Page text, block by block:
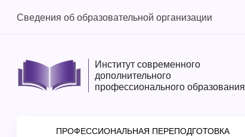
Сведения об образовательной организации
Институт современного
дополнительного
профессионального образования
ПРОФЕССИОНАЛЬНАЯ ПЕРЕПОДГОТОВКА